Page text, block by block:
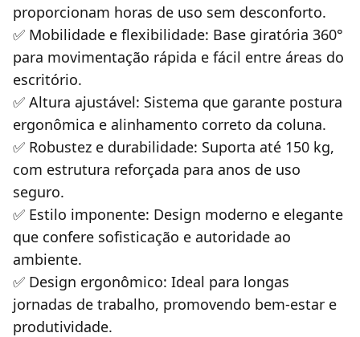
proporcionam horas de uso sem desconforto.
✅ Mobilidade e flexibilidade: Base giratória 360°
para movimentação rápida e fácil entre áreas do
escritório.
✅ Altura ajustável: Sistema que garante postura
ergonômica e alinhamento correto da coluna.
✅ Robustez e durabilidade: Suporta até 150 kg,
com estrutura reforçada para anos de uso
seguro.
✅ Estilo imponente: Design moderno e elegante
que confere sofisticação e autoridade ao
ambiente.
✅ Design ergonômico: Ideal para longas
jornadas de trabalho, promovendo bem-estar e
produtividade.